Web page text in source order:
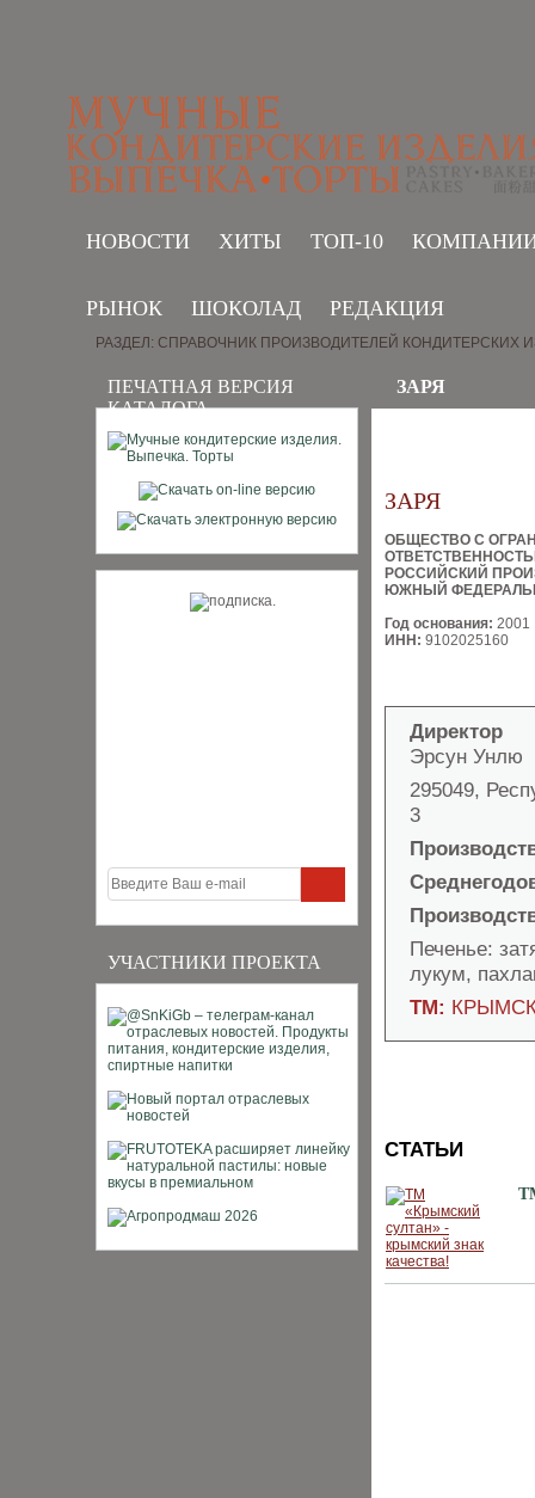
НОВОСТИ ХИТЫ ТОП-10
РЫНОК ШОКОЛАД РЕДАКЦИЯ
ПЕЧАТНАЯ ВЕРСИЯ
КАТАЛОГА
УЧАСТНИКИ ПРОЕКТА
РАЗДЕЛ: СПРАВОЧНИК ПРОИЗВОДИТЕЛЕЙ КОНДИТЕРСКИХ
ЗАРЯ
ЗАРЯ
ОБЩЕСТВО С
РОССИЙСКИЙ
ЮЖНЫЙ
Год основания: 2001
ИНН: 9102025160
Директор
Эрсун Унлю
295049,
3
Печенье:
лукум,
ТМ:
СТАТЬИ